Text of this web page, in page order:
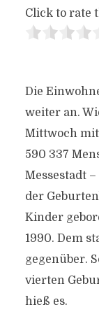
Click to rate
Die
weiter an.
Mittwoch
590 337
Messestadt
der
Kinder
1990. Dem
gegenüber.
vierten
hieß es.